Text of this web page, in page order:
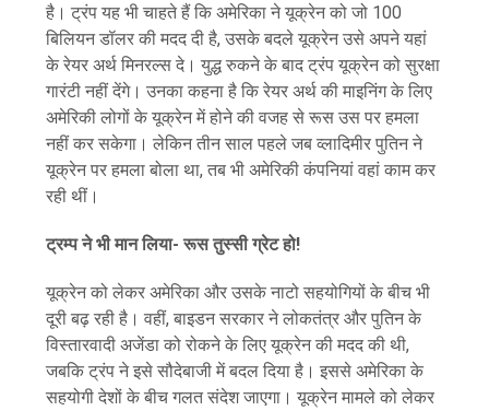
है। ट्रंप यह भी चाहते हैं कि अमेरिका ने यूक्रेन को जो 100
बिलियन डॉलर की मदद दी है, उसके बदले यूक्रेन उसे अपने यहां
के रेयर अर्थ मिनरल्स दे। युद्ध रुकने के बाद ट्रंप यूक्रेन को सुरक्षा
गारंटी नहीं देंगे। उनका कहना है कि रेयर अर्थ की माइनिंग के लिए
अमेरिकी लोगों के यूक्रेन में होने की वजह से रूस उस पर हमला
नहीं कर सकेगा। लेकिन तीन साल पहले जब व्लादिमीर पुतिन ने
यूक्रेन पर हमला बोला था, तब भी अमेरिकी कंपनियां वहां काम कर
रही थीं।
ट्रम्प ने भी मान लिया- रूस तुस्सी ग्रेट हो!
यूक्रेन को लेकर अमेरिका और उसके नाटो सहयोगियों के बीच भी
दूरी बढ़ रही है। वहीं, बाइडन सरकार ने लोकतंत्र और पुतिन के
विस्तारवादी अजेंडा को रोकने के लिए यूक्रेन की मदद की थी,
जबकि ट्रंप ने इसे सौदेबाजी में बदल दिया है। इससे अमेरिका के
सहयोगी देशों के बीच गलत संदेश जाएगा। यूक्रेन मामले को लेकर